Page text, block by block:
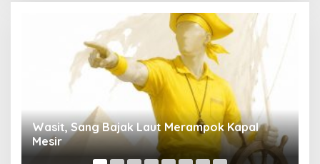
Penempatan Rupang Buddha di Bandara
Sultan Thaha Tuai Polemik, Kemenag Jambi
Ambil Langkah Cepat